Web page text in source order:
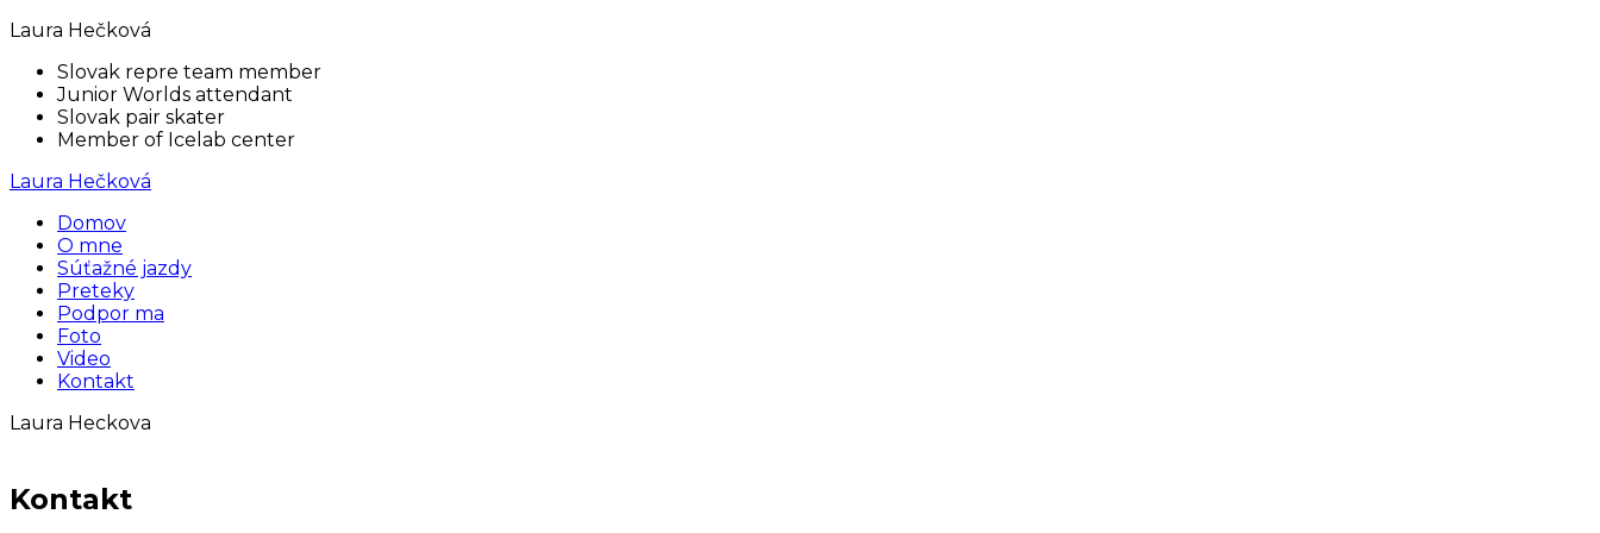
Laura Hečková
Slovak repre team member
Junior Worlds attendant
Slovak pair skater
Member of Icelab center
Laura Hečková
Domov
O mne
Súťažné jazdy
Preteky
Podpor ma
Foto
Video
Kontakt
Laura Heckova
Kontakt